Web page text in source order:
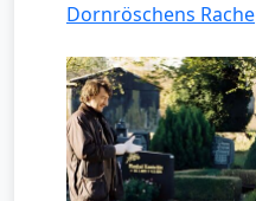
Dornröschens Rache